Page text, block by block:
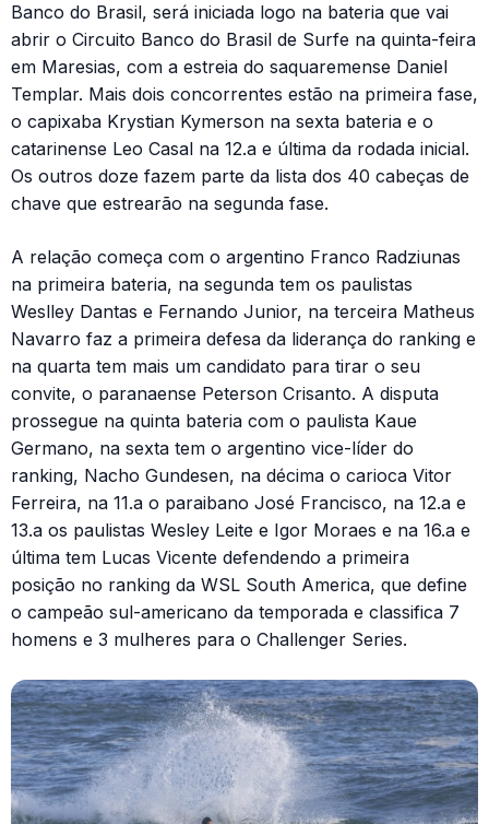
Banco do Brasil, será iniciada logo na bateria que vai
abrir o Circuito Banco do Brasil de Surfe na quinta-feira
em Maresias, com a estreia do saquaremense Daniel
Templar. Mais dois concorrentes estão na primeira fase,
o capixaba Krystian Kymerson na sexta bateria e o
catarinense Leo Casal na 12.a e última da rodada inicial.
Os outros doze fazem parte da lista dos 40 cabeças de
chave que estrearão na segunda fase.
A relação começa com o argentino Franco Radziunas
na primeira bateria, na segunda tem os paulistas
Weslley Dantas e Fernando Junior, na terceira Matheus
Navarro faz a primeira defesa da liderança do ranking e
na quarta tem mais um candidato para tirar o seu
convite, o paranaense Peterson Crisanto. A disputa
prossegue na quinta bateria com o paulista Kaue
Germano, na sexta tem o argentino vice-líder do
ranking, Nacho Gundesen, na décima o carioca Vitor
Ferreira, na 11.a o paraibano José Francisco, na 12.a e
13.a os paulistas Wesley Leite e Igor Moraes e na 16.a e
última tem Lucas Vicente defendendo a primeira
posição no ranking da WSL South America, que define
o campeão sul-americano da temporada e classifica 7
homens e 3 mulheres para o Challenger Series.